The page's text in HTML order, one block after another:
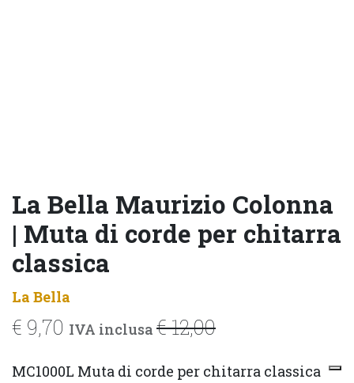
La Bella Maurizio Colonna
| Muta di corde per chitarra
classica
La Bella
€ 9,70 IVA inclusa €12,00
MC1000L Muta di corde per chitarra classica